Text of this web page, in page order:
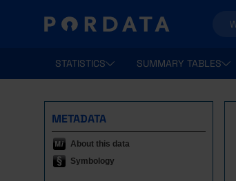
STATISTICS SUMMARY TABLES
METADATA
About this data
Symbology